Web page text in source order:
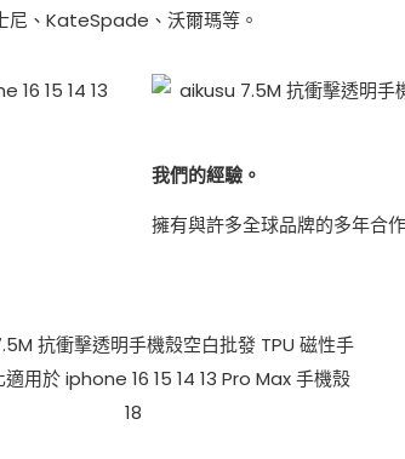
尼、KateSpade、沃爾瑪等。
我們的經驗。
擁有與許多全球品牌的多年合